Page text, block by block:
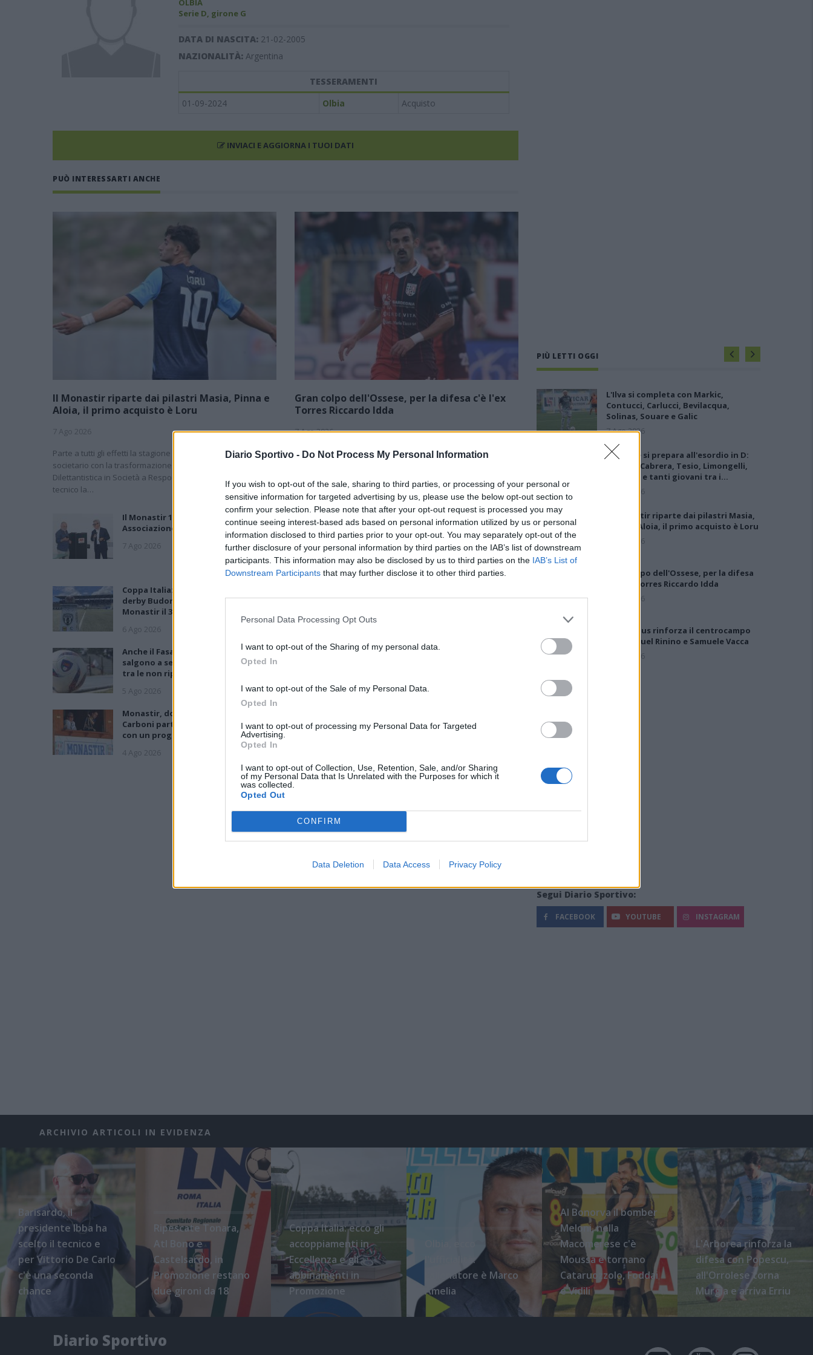
Diario Sportivo - Do Not Process My Personal Information
If you wish to opt-out of the sale, sharing to third parties, or processing of your personal or
sensitive information for targeted advertising by us, please use the below opt-out section to
confirm your selection. Please note that after your opt-out request is processed you may
continue seeing interest-based ads based on personal information utilized by us or personal
information disclosed to third parties prior to your opt-out. You may separately opt-out of the
further disclosure of your personal information by third parties on the IAB’s list of downstream
participants. This information may also be disclosed by us to third parties on the IAB’s List of
Downstream Participants that may further disclose it to other third parties.
Personal Data Processing Opt Outs
I want to opt-out of the Sharing of my personal data.
Opted In
I want to opt-out of the Sale of my Personal Data.
Opted In
I want to opt-out of processing my Personal Data for Targeted
Advertising.
Opted In
I want to opt-out of Collection, Use, Retention, Sale, and/or Sharing
of my Personal Data that Is Unrelated with the Purposes for which it
was collected.
Opted Out
CONFIRM
Data Deletion Data Access Privacy Policy
OLBIA
Serie D, girone G
DATA DI NASCITA: 21-02-2005
NAZIONALITÀ: Argentina
TESSERAMENTI
01-09-2024
Olbia Acquisto
INVIACI E AGGIORNA I TUOI DATI
PUÒ INTERESSARTI ANCHE
Il Monastir riparte dai pilastri Masia, Pinna e
Aloia, il primo acquisto è Loru
7 Ago 2026
Parte a tutti gli effetti la stagione del Monastir, a livello
societario con la trasformazione da Associazione Sportiva
Dilettantistica in Società a Responsabilità Limitata, sul lato
tecnico la…
Gran colpo dell'Ossese, per la difesa c'è l'ex
Torres Riccardo Idda
7 Ago 2026
L'Ossese piazza un gran colpo per rinforzare la difesa e
sua lunga…
Il Monastir 1983 si trasforma da
Associazione Sportiva in Srl
7 Ago 2026
L'Ossese si prepara all'esordio in D:
Forzati, Cabrera, Tesio, Limongelli,
Bolzicco e tanti giovani tra i volti
nuovi
Coppa Italia: Aranova-Ossese il 23, i
derby Budoni-Latte Dolce e COS-
Monastir il 30
6 Ago 2026
squadre laziali, 4 campane e la novità
Anche il Fasano out e le ammissioni
salgono a sei, l'Ilva è la prima società
tra le non ripescate
5 Ago 2026
Latte Dolce, Luigi Piredda il primo dei
Monastir, dopo 43 anni di presidenza
Carboni parte l'era Fuke: «Tenere la D
con un progetto sostenibile»
4 Ago 2026
scioglie: rinviate al 5 agosto le
PIÙ LETTI OGGI
L'Ilva si completa con Markic,
Contucci, Carlucci, Bevilacqua,
Solinas, Souare e Galic
7 Ago 2026
L'Ossese si prepara all'esordio in D:
Forzati, Cabrera, Tesio, Limongelli,
Bolzicco e tanti giovani tra i…
7 Ago 2026
Il Monastir riparte dai pilastri Masia,
Pinna e Aloia, il primo acquisto è Loru
7 Ago 2026
Gran colpo dell'Ossese, per la difesa
c'è l'ex Torres Riccardo Idda
7 Ago 2026
Il Selargius rinforza il centrocampo
con Manuel Rinino e Samuele Vacca
6 Ago 2026
Segui Diario Sportivo:
FACEBOOK YOUTUBE INSTAGRAM
ARCHIVIO ARTICOLI IN EVIDENZA
Barisardo, il
presidente Ibba ha
scelto il tecnico e
per Vittorio De Carlo
c'è una seconda
chance
Ripescate Tonara,
Atl Bono e
Castelsardo, in
Promozione restano
due gironi da 18
Coppa Italia: ecco gli
accoppiamenti in
Eccellenza e gli
abbinamenti in
Promozione
l'ufficialità:
l'allenatore è Marco
Amelia
Al Bonorva il bomber
Meloni, nella
Macomerese c'è
Moussa e tornano
Cataruozzolo, Foddai
e Vidili
L'Arborea rinforza la
difesa con Popescu,
all'Orrolese torna
Murgia e arriva Erriu
Diario Sportivo